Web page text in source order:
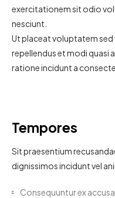
exercitationem sit odio
nesciunt.
Ut placeat voluptatem sed
repellendus et modi quasi
ratione incidunt a
Tempores
Sit praesentium
dignissimos incidunt vel
Consequuntur ex